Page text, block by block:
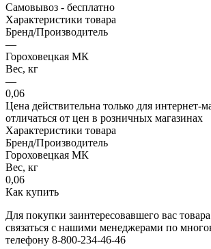
Самовывоз - бесплатно
Характеристики товара
Бренд/Производитель
—
Гороховецкая МК
Вес, кг
—
0,06
Цена действительна только для интернет-
отличаться от цен в розничных магазинах
Характеристики товара
Бренд/Производитель
Гороховецкая МК
Вес, кг
0,06
Как купить
Для покупки заинтересовавшего вас
связаться с нашими менеджерами по
телефону 8-800-234-46-46